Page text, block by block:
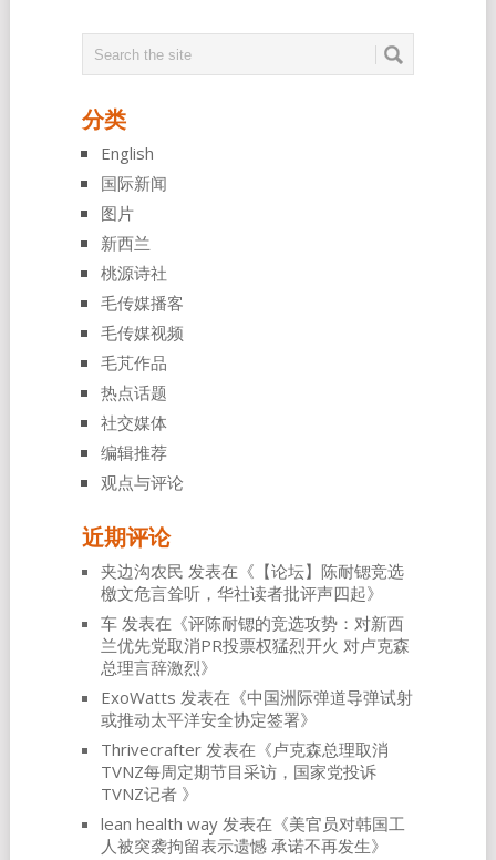
分类
English
国际新闻
图片
新西兰
桃源诗社
毛传媒播客
毛传媒视频
毛芃作品
热点话题
社交媒体
编辑推荐
观点与评论
近期评论
夹边沟农民 发表在《 【论坛】陈耐锶竞选
檄文危言耸听，华社读者批评声四起》
车发表在《评陈耐锶的竞选攻势：对新西
兰优先党取消PR投票权猛烈开火 对卢克森
总理言辞激烈》
ExoWatts 发表在《中国洲际弹道导弹试射
或推动太平洋安全协定签署》
Thrivecrafter发表在《卢克森总理取消
TVNZ每周定期节目采访，国家党投诉
TVNZ记者 》
lean health way发表在《美官员对韩国工
人被突袭拘留表示遗憾 承诺不再发生》